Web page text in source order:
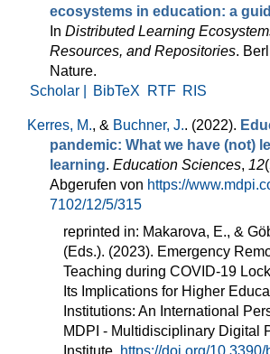
ecosystems in education: a
In Distributed Learning
Resources, and Repositories.
Nature.
Scholar |
BibTeX RTF RIS
Kerres, M., & Buchner, J.. (2022).
pandemic: What we have (not)
learning. Education Sciences, 12
Abgerufen von https://
7102/12/5/315
reprinted in: Makarova, E., &
(Eds.). (2023). Emergency
Teaching during COVID-19
Its Implications for Higher
Institutions: An International
MDPI - Multidisciplinary Digital
Institute. https://doi.org/